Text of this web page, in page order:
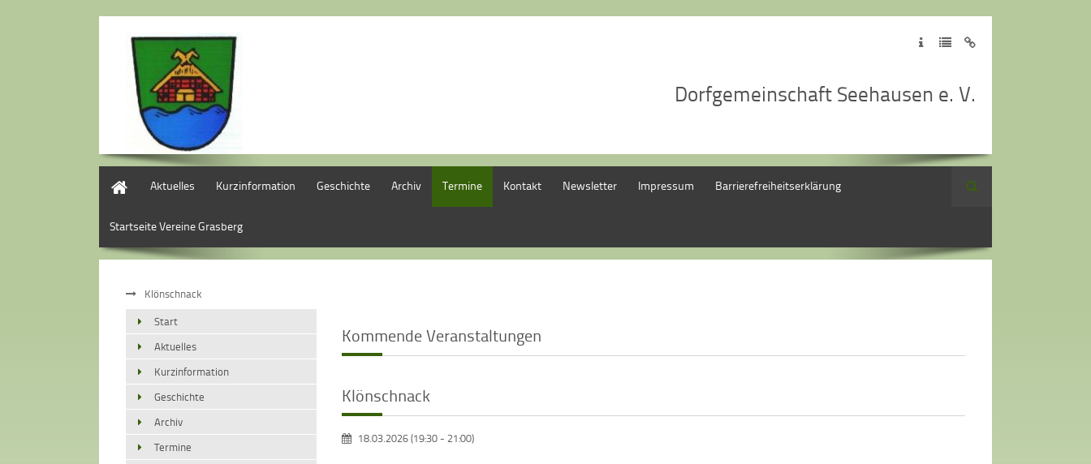
Dorfgemeinschaft Seehausen e. V.
Aktuelles Kurzinformation Geschichte Archiv Termine Kontakt Newsletter Impressum Barrierefreiheitserklärung
Startseite Vereine Grasberg
Suche
Klönschnack
Kommende Veranstaltungen
Klönschnack
18.03.2026 (19:30-21:00)
Start
Aktuelles
Kurzinformation
Geschichte
Archiv
Termine